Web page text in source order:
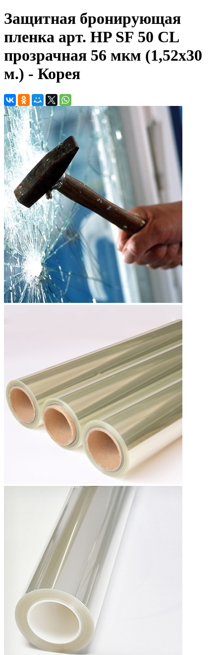
Защитная бронирующая
пленка арт. HP SF 50 CL
прозрачная 56 мкм (1,52х30
м.) - Корея